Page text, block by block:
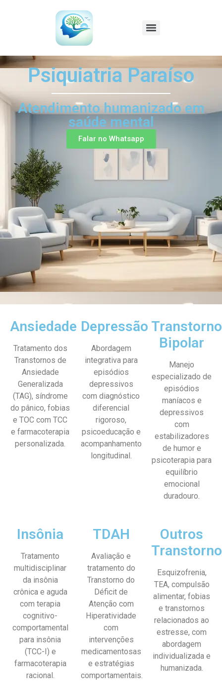
Psiquiatria Paraíso
Atendimento humanizado em
saúde mental
Falar no Whatsapp
Ansiedade
Tratamento dos
Transtornos de
Ansiedade
Generalizada
(TAG), síndrome
do pânico, fobias
e TOC com TCC
e farmacoterapia
personalizada.
Depressão
Abordagem
integrativa para
episódios
depressivos
com diagnóstico
diferencial
rigoroso,
psicoeducação e
acompanhamento
longitudinal.
Transtorno
Bipolar
Manejo
especializado de
episódios
maníacos e
depressivos
com
estabilizadores
de humor e
psicoterapia para
equilíbrio
emocional
duradouro.
Insônia
Tratamento
multidisciplinar
da insônia
crônica e aguda
com terapia
cognitivo-
comportamental
para insônia
(TCC-I) e
farmacoterapia
racional.
TDAH
Avaliação e
tratamento do
Transtorno do
Déficit de
Atenção com
Hiperatividade
com
intervenções
medicamentosas
e estratégias
comportamentais.
Outros
Esquizofrenia,
TEA, compulsão
alimentar, fobias
e transtornos
relacionados ao
estresse, com
abordagem
individualizada e
humanizada.